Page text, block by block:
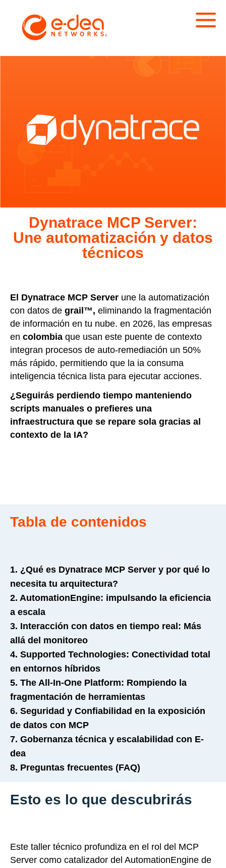
Dynatrace MCP Server:
Une automatización y datos
técnicos
El Dynatrace MCP Server une la automatización
con datos de grail™, eliminando la fragmentación
de información en tu nube. en 2026, las empresas
en colombia que usan este puente de contexto
integran procesos de auto-remediación un 50%
más rápido, permitiendo que la ia consuma
inteligencia técnica lista para ejecutar acciones.
¿Seguirás perdiendo tiempo manteniendo
scripts manuales o prefieres una
infraestructura que se repare sola gracias al
contexto de la IA?
Tabla de contenidos
1. ¿Qué es Dynatrace MCP Server y por qué lo
necesita tu arquitectura?
2. AutomationEngine: impulsando la eficiencia
a escala
3. Interacción con datos en tiempo real: Más
allá del monitoreo
4. Supported Technologies: Conectividad total
en entornos híbridos
5. The All-In-One Platform: Rompiendo la
fragmentación de herramientas
6. Seguridad y Confiabilidad en la exposición
de datos con MCP
7. Gobernanza técnica y escalabilidad con E-
dea
8. Preguntas frecuentes (FAQ)
Esto es lo que descubrirás
Este taller técnico profundiza en el rol del MCP
Server como catalizador del AutomationEngine de